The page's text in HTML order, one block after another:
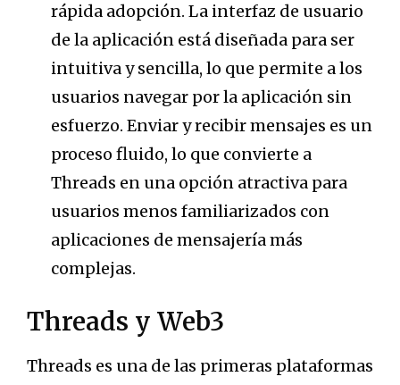
rápida adopción. La interfaz de usuario
de la aplicación está diseñada para ser
intuitiva y sencilla, lo que permite a los
usuarios navegar por la aplicación sin
esfuerzo. Enviar y recibir mensajes es un
proceso fluido, lo que convierte a
Threads en una opción atractiva para
usuarios menos familiarizados con
aplicaciones de mensajería más
complejas.
Threads y Web3
Threads es una de las primeras plataformas